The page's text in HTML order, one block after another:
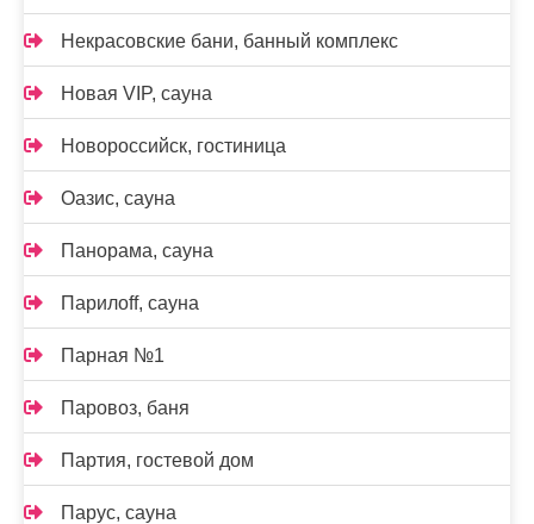
Некрасовские бани, банный комплекс
Новая VIP, сауна
Новороссийск, гостиница
Оазис, сауна
Панорама, сауна
Парилоff, сауна
Парная №1
Паровоз, баня
Партия, гостевой дом
Парус, сауна